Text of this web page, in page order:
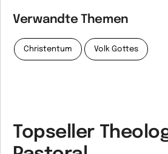
Verwandte Themen
Christentum Volk Gottes
Topseller